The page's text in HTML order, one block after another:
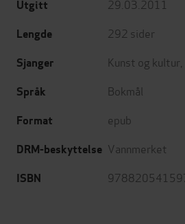
Utgitt 29.03.2011
Lengde 292 sider
Sjanger Kunst og kultur
Språk Bokmål
Format epub
DRM-beskyttelse Vannmerket
ISBN